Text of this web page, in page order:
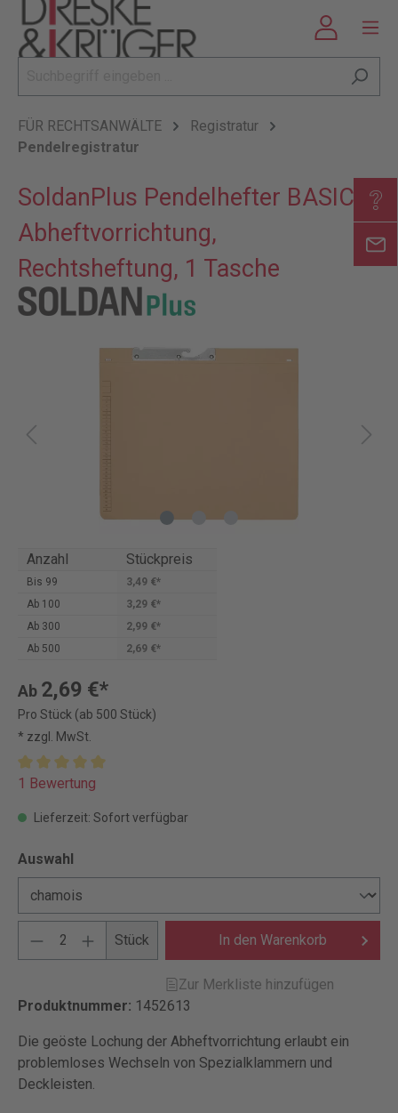
FÜR RECHTSANWÄLTE
Registratur
Pendelregistratur
SoldanPlus Pendelhefter BASIC, 1
Abheftvorrichtung,
Rechtsheftung, 1 Tasche
Anzahl Stückpreis
Bis 99
3,49 €*
Ab 100
3,29 €*
Ab 300
2,99 €*
Ab 500 2,69 €*
Ab 2,69 €*
Pro Stück (ab 500 Stück)
* zzgl. MwSt.
1 Bewertung
Lieferzeit: Sofort verfügbar
Auswahl
Stück In den Warenkorb
Zur Merkliste hinzufügen
Produktnummer: 1452613
Die geöste Lochung der Abheftvorrichtung erlaubt ein
problemloses Wechseln von Spezialklammern und
Deckleisten.